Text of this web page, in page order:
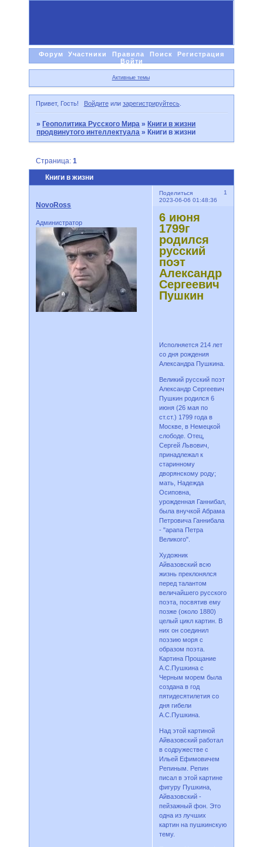
Форум Участники Правила Поиск
Регистрация
Войти
Активные темы
Привет, Гость! Войдитеили зарегистрируйтесь.
»Геополитика Русского Мира »Книги в жизни
продвинутого интеллектуала »Книги в жизни
Книги в жизни
Страница:1
Поделиться
1
2023-06-06 01:48:36
NovoRoss
Администратор
6 июня
1799г
родился
русский
поэт
Александр
Сергеевич
Пушкин
Исполняется 214 лет
со дня рождения
Александра Пушкина.
Великий русский поэт
Александр Сергеевич
Пушкин родился 6
июня (26 мая по
ст.ст.) 1799 года в
Москве, в Немецкой
слободе. Отец,
Сергей Львович,
принадлежал к
старинному
дворянскому роду;
мать, Надежда
Осиповна,
урожденная Ганнибал,
была внучкой Абрама
Петровича Ганнибала
‑ "арапа Петра
Великого".
Художник
Айвазовский всю
жизнь преклонялся
перед талантом
величайшего русского
поэта, посвятив ему
позже (около 1880)
целый цикл картин. В
них он соединил
поэзию моря с
образом поэта.
Картина Прощание
А.С.Пушкина с
Черным морем была
создана в год
пятидесятилетия со
дня гибели
А.С.Пушкина.
Над этой картиной
Айвазовский работал
в содружестве с
Ильей Ефимовичем
Репиным. Репин
писал в этой картине
фигуру Пушкина,
Айвазовский -
пейзажный фон. Это
одна из лучших
картин на пушкинскую
тему.